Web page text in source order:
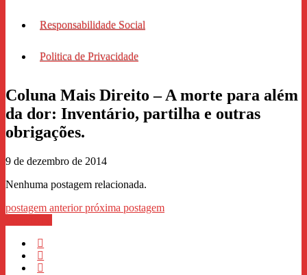
Responsabilidade Social
Politica de Privacidade
Coluna Mais Direito – A morte para além
da dor: Inventário, partilha e outras
obrigações.
9 de dezembro de 2014
Nenhuma postagem relacionada.
postagem anteriorpróxima postagem